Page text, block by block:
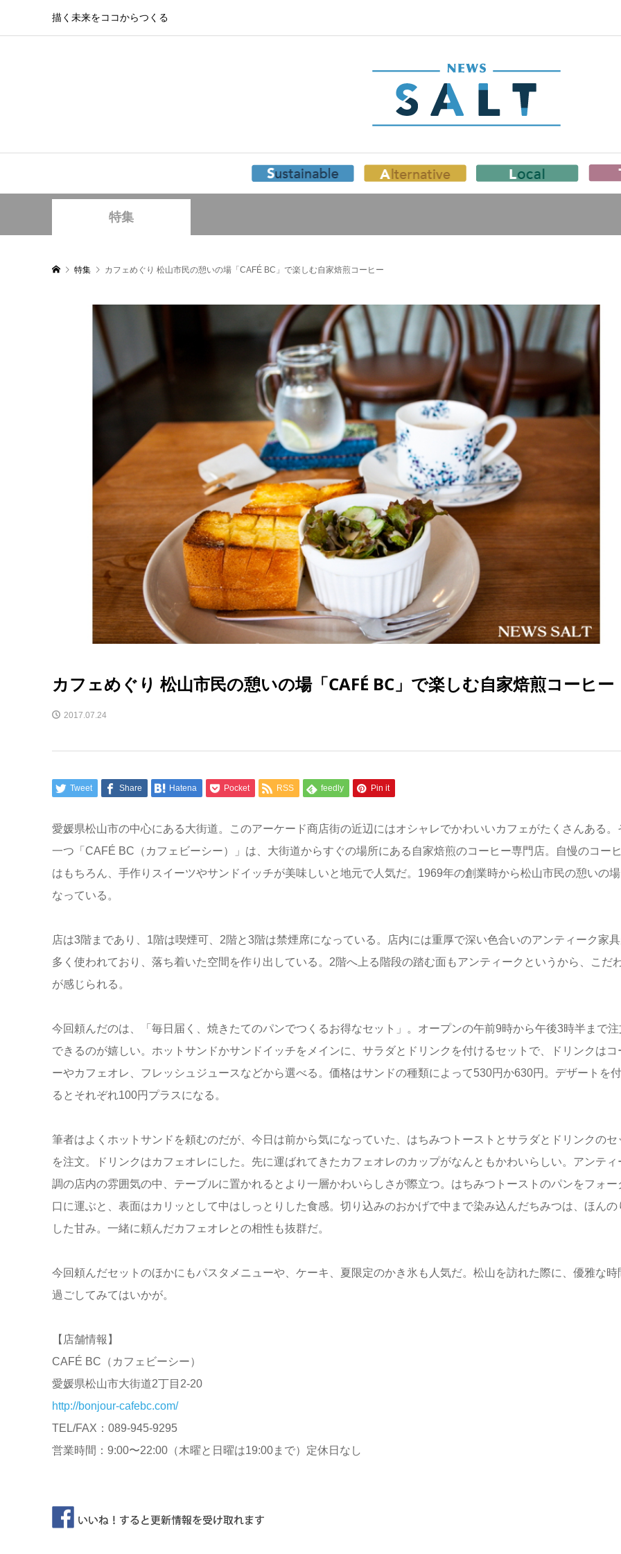
描く未来をココからつくる
特集
特集 カフェめぐり 松山市民の憩いの場「CAFÉ BC」で楽しむ自家焙煎コーヒー
カフェめぐり 松山市民の憩いの場「CAFÉ BC」で楽しむ自家焙煎コーヒー
2017.07.24
Tweet Share Hatena Pocket RSS feedly Pin it
愛媛県松山市の中心にある大街道。このアーケード商店街の近辺にはオシャレでかわいいカフェがたくさんある。
一つ「CAFÉ BC（カフェビーシー）」は、大街道からすぐの場所にある自家焙煎のコーヒー専門店。自慢のコー
はもちろん、手作りスイーツやサンドイッチが美味しいと地元で人気だ。1969年の創業時から松山市民の憩いの
なっている。
店は3階まであり、1階は喫煙可、2階と3階は禁煙席になっている。店内には重厚で深い色合いのアンティーク家
多く使われており、落ち着いた空間を作り出している。2階へ上る階段の踏む面もアンティークというから、こだ
が感じられる。
今回頼んだのは、「毎日届く、焼きたてのパンでつくるお得なセット」。オープンの午前9時から午後3時半まで注
できるのが嬉しい。ホットサンドかサンドイッチをメインに、サラダとドリンクを付けるセットで、ドリンクはコ
ーやカフェオレ、フレッシュジュースなどから選べる。価格はサンドの種類によって530円か630円。デザートを
るとそれぞれ100円プラスになる。
筆者はよくホットサンドを頼むのだが、今日は前から気になっていた、はちみつトーストとサラダとドリンクのセ
を注文。ドリンクはカフェオレにした。先に運ばれてきたカフェオレのカップがなんともかわいらしい。アンティ
調の店内の雰囲気の中、テーブルに置かれるとより一層かわいらしさが際立つ。はちみつトーストのパンをフォー
口に運ぶと、表面はカリッとして中はしっとりした食感。切り込みのおかげで中まで染み込んだちみつは、ほんの
した甘み。一緒に頼んだカフェオレとの相性も抜群だ。
今回頼んだセットのほかにもパスタメニューや、ケーキ、夏限定のかき氷も人気だ。松山を訪れた際に、優雅な時
過ごしてみてはいかが。
【店舗情報】
CAFÉ BC（カフェビーシー）
愛媛県松山市大街道2丁目2-20
http://bonjour-cafebc.com/
TEL/FAX：089-945-9295
営業時間：9:00〜22:00（木曜と日曜は19:00まで）定休日なし